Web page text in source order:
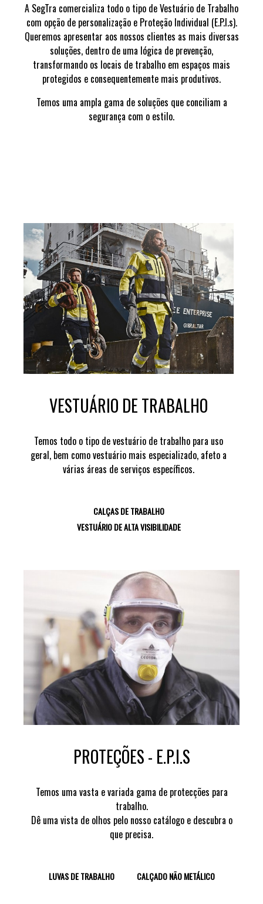
A SegTra comercializa todo o tipo de Vestuário de Trabalho
com opção de personalização e Proteção Individual (E.P.I.s).
Queremos apresentar aos nossos clientes as mais diversas
soluções, dentro de uma lógica de prevenção,
transformando os locais de trabalho em espaços mais
protegidos e consequentemente mais produtivos.
Temos uma ampla gama de soluções que conciliam a
segurança com o estilo.
VESTUÁRIO DE TRABALHO
Temos todo o tipo de vestuário de trabalho para uso
geral, bem como vestuário mais especializado, afeto a
várias áreas de serviços específicos.
CALÇAS DE TRABALHO
VESTUÁRIO DE ALTA VISIBILIDADE
PROTEÇÕES - E.P.I.S
Temos uma vasta e variada gama de protecções para
trabalho.
Dê uma vista de olhos pelo nosso catálogo e descubra o
que precisa.
LUVAS DE TRABALHO CALÇADO NÃO METÁLICO